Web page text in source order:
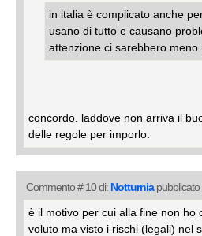
in italia è complicato anche
usano di tutto e causano
attenzione ci sarebbero meno
concordo. laddove non arriva il
delle regole per imporlo.
Commento # 10 di: Notturniapubblicato
è il motivo per cui alla fine non ho
voluto ma visto i rischi (legali) nel